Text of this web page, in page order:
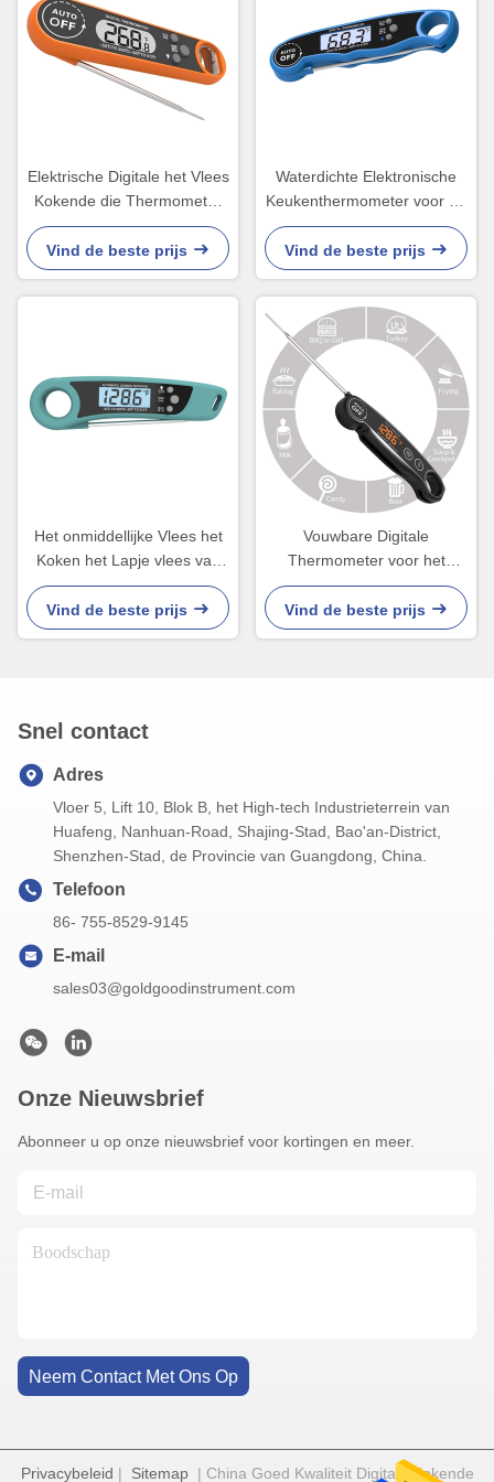
Elektrische Digitale het Vlees
Kokende die Thermometer
van de Suikergoedbarbecue
met Backlight Lcd wordt
geplaatst
Vind de beste prijs
Waterdichte Elektronische
Keukenthermometer voor de
Sondeabs van het
Vloeistoffenwater
Vind de beste prijs
Het onmiddellijke Vlees het
Koken het Lapje vlees van
het Thermometers Digitale
Alarm Gebruiken Op hoge
temperatuur
Vind de beste prijs
Vouwbare Digitale
Thermometer voor het
Koken van LEIDENE van Ce
RoHS van Vleesusb
Vertoning
Vind de beste prijs
Snel contact
Adres
Vloer 5, Lift 10, Blok B, het High-tech Industrieterrein van
Huafeng, Nanhuan-Road, Shajing-Stad, Bao'an-District,
Shenzhen-Stad, de Provincie van Guangdong, China.
Telefoon
86- 755-8529-9145
E-mail
sales03@goldgoodinstrument.com
Onze Nieuwsbrief
Abonneer u op onze nieuwsbrief voor kortingen en meer.
Neem Contact Met Ons Op
Privacybeleid | Sitemap| China Goed Kwaliteit Digitale Kokende